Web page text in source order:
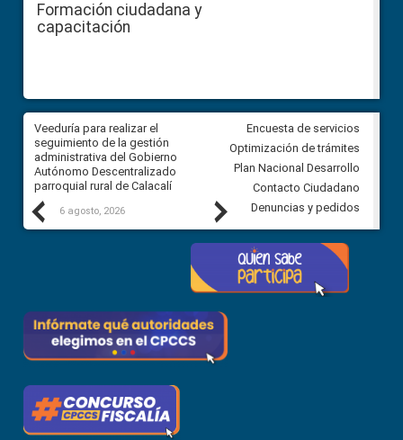
Formación ciudadana y
capacitación
Previous
Veeduría para realizar el
seguimiento de la gestión
administrativa del Gobierno
Autónomo Descentralizado
parroquial rural de Calacalí
6 agosto, 2026
Veeduría para vigilar los
derivados de la Audiencia
comunidad Urbina, parroquia
Carolina
5 agosto, 2026
Next
Encuesta de servicios
Optimización de trámites
Plan Nacional Desarrollo
Contacto Ciudadano
Denuncias y pedidos